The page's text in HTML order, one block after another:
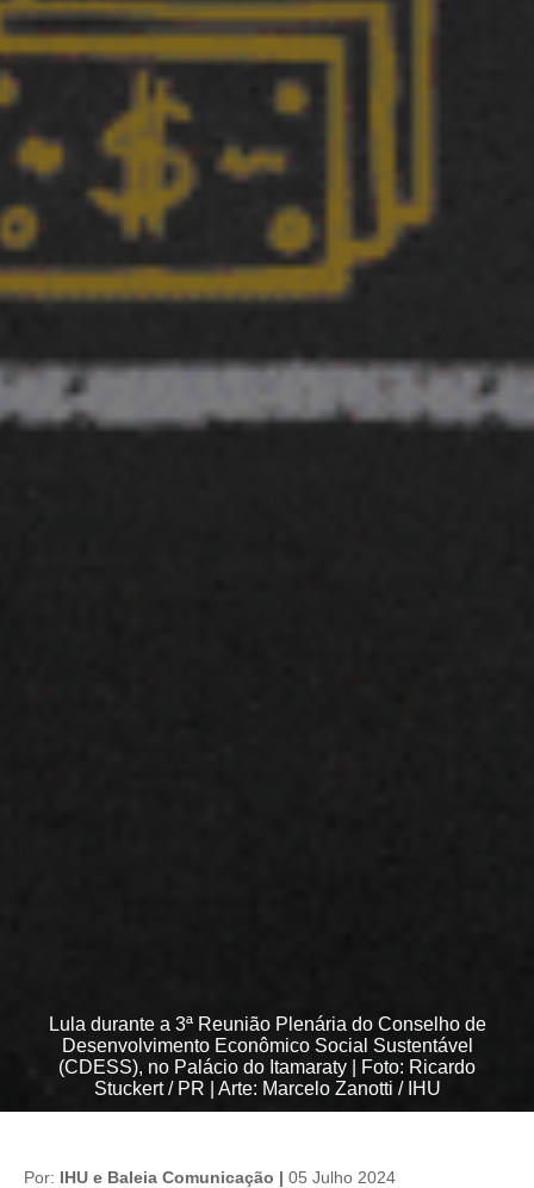
Lula durante a 3ª Reunião Plenária do Conselho de
Desenvolvimento Econômico Social Sustentável
(CDESS), no Palácio do Itamaraty | Foto: Ricardo
Stuckert / PR | Arte: Marcelo Zanotti / IHU
Por: IHU e Baleia Comunicação | 05 Julho 2024